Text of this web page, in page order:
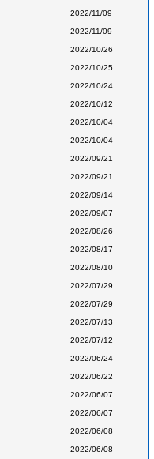
2022/11/09
2022/11/09
2022/10/26
2022/10/25
2022/10/24
2022/10/12
2022/10/04
2022/10/04
2022/09/21
2022/09/21
2022/09/14
2022/09/07
2022/08/26
2022/08/17
2022/08/10
2022/07/29
2022/07/29
2022/07/13
2022/07/12
2022/06/24
2022/06/22
2022/06/07
2022/06/07
2022/06/08
2022/06/08